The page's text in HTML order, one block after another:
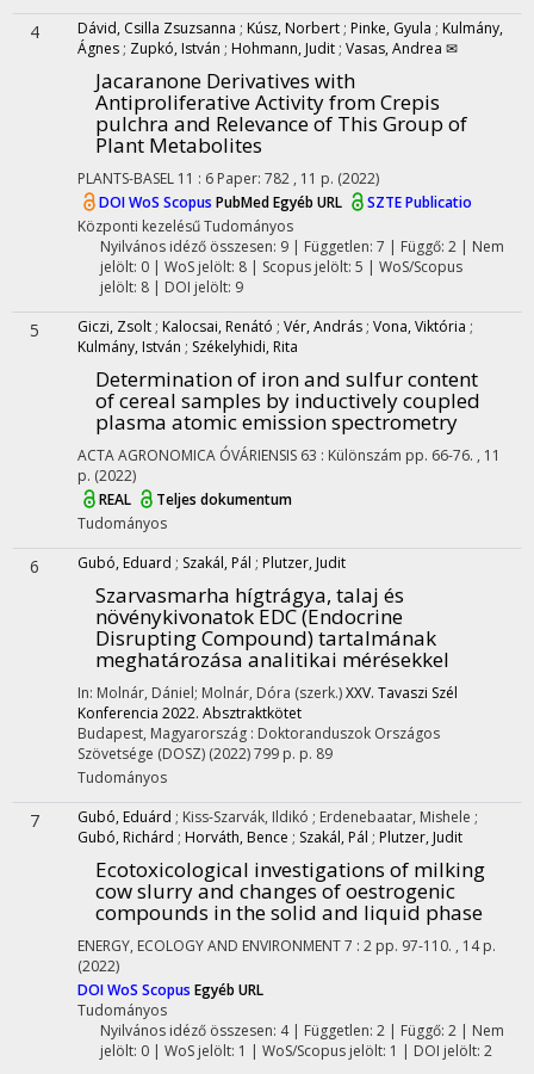
4 Dávid, Csilla Zsuzsanna ; Kúsz, Norbert ; Pinke, Gyula ; Kulmány,
Ágnes ; Zupkó, István ; Hohmann, Judit ; Vasas, Andrea ✉
Jacaranone Derivatives with
Antiproliferative Activity from Crepis
pulchra and Relevance of This Group of
Plant Metabolites
PLANTS-BASEL 11 : 6 Paper: 782 , 11 p. (2022)
DOIWoS Scopus PubMedEgyéb URL
SZTE Publicatio
Központi kezelésűTudományos
Nyilvános idéző összesen: 9| Független: 7 | Függő: 2 | Nem
jelölt: 0 | WoS jelölt: 8 | Scopus jelölt: 5 | WoS/Scopus
jelölt: 8 | DOI jelölt: 9
5 Giczi, Zsolt ; Kalocsai, Renátó ; Vér, András ; Vona, Viktória ;
Kulmány, István ; Székelyhidi, Rita
Determination of iron and sulfur content
of cereal samples by inductively coupled
plasma atomic emission spectrometry
ACTA AGRONOMICA ÓVÁRIENSIS 63 : Különszám pp. 66-76. , 11
p. (2022)
REAL
Teljes dokumentum
Tudományos
6 Gubó, Eduard ; Szakál, Pál ; Plutzer, Judit
Szarvasmarha hígtrágya, talaj és
növénykivonatok EDC (Endocrine
Disrupting Compound) tartalmának
meghatározása analitikai mérésekkel
In: Molnár, Dániel; Molnár, Dóra (szerk.)XXV. Tavaszi Szél
Konferencia 2022. Absztraktkötet
Budapest, Magyarország : Doktoranduszok Országos
Szövetsége (DOSZ) (2022)799 p. p. 89
Tudományos
7 Gubó, Eduárd ; Kiss-Szarvák, Ildikó ; Erdenebaatar, Mishele ;
Gubó, Richárd ; Horváth, Bence ; Szakál, Pál ; Plutzer, Judit
Ecotoxicological investigations of milking
cow slurry and changes of oestrogenic
compounds in the solid and liquid phase
ENERGY, ECOLOGY AND ENVIRONMENT7 : 2 pp. 97-110. , 14 p.
(2022)
DOIWoS Scopus Egyéb URL
Tudományos
Nyilvános idéző összesen: 4| Független: 2 | Függő: 2 | Nem
jelölt: 0 | WoS jelölt: 1 | WoS/Scopus jelölt: 1 | DOI jelölt: 2